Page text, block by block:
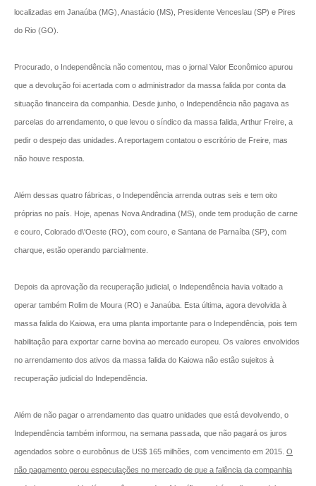
localizadas em Janaúba (MG), Anastácio (MS), Presidente Venceslau (SP) e Pires
do Rio (GO).
Procurado, o Independência não comentou, mas o jornal Valor Econômico apurou
que a devolução foi acertada com o administrador da massa falida por conta da
situação financeira da companhia. Desde junho, o Independência não pagava as
parcelas do arrendamento, o que levou o síndico da massa falida, Arthur Freire, a
pedir o despejo das unidades. A reportagem contatou o escritório de Freire, mas
não houve resposta.
Além dessas quatro fábricas, o Independência arrenda outras seis e tem oito
próprias no país. Hoje, apenas Nova Andradina (MS), onde tem produção de carne
e couro, Colorado d\'Oeste (RO), com couro, e Santana de Parnaíba (SP), com
charque, estão operando parcialmente.
Depois da aprovação da recuperação judicial, o Independência havia voltado a
operar também Rolim de Moura (RO) e Janaúba. Esta última, agora devolvida à
massa falida do Kaiowa, era uma planta importante para o Independência, pois tem
habilitação para exportar carne bovina ao mercado europeu. Os valores envolvidos
no arrendamento dos ativos da massa falida do Kaiowa não estão sujeitos à
recuperação judicial do Independência.
Além de não pagar o arrendamento das quatro unidades que está devolvendo, o
Independência também informou, na semana passada, que não pagará os juros
agendados sobre o eurobônus de US$ 165 milhões, com vencimento em 2015. O
não pagamento gerou especulações no mercado de que a falência da companhia